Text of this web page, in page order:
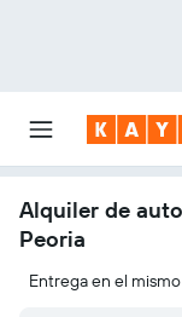
Alquiler de
Peoria
Entrega en el